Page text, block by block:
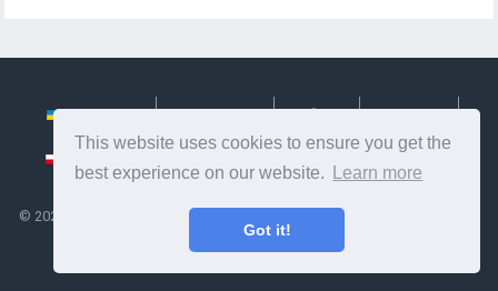
This website uses cookies to ensure you get the
best experience on our website.
Learn more
Got it!
© 2026
- Koristne informacije in nasveti o skrbi zase. Zdravje,